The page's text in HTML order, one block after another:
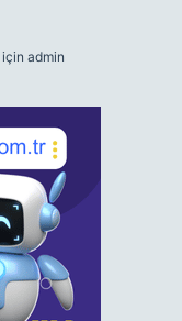
için admin